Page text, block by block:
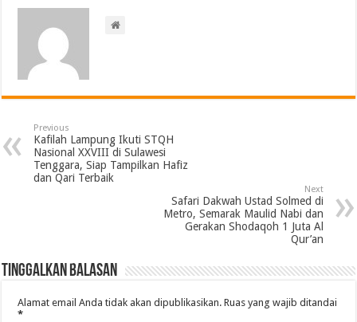
Previous
Kafilah Lampung Ikuti STQH
Nasional XXVIII di Sulawesi
Tenggara, Siap Tampilkan Hafiz
dan Qari Terbaik
Next
Safari Dakwah Ustad Solmed di
Metro, Semarak Maulid Nabi dan
Gerakan Shodaqoh 1 Juta Al
Qur’an
Tinggalkan Balasan
Alamat email Anda tidak akan dipublikasikan. Ruas yang wajib ditandai
*